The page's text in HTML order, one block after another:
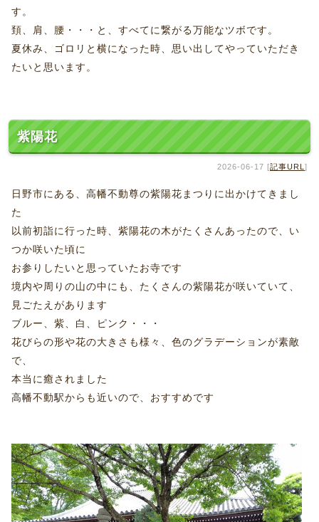
す。
頚、肩、腰・・・と、すべてに繋がる万能なツボです。
夏休み、ゴロリと横になった時、思い出してやっていただき
たいと思います。
紫陽花
2026-06-17 [記事URL ]
日野市にある、高幡不動尊の紫陽花まつりに出かけてきまし
た
以前初詣に行った時、紫陽花の木がたくさんあったので、い
つか咲いた頃に
お参りしたいと思っていたお寺です
境内や周りの山の中にも、たくさんの紫陽花が咲いていて、
見ごたえがあります
ブルー、紫、白、ピンク・・・
花びらの形や花の大きさも様々、色のグラデーションが素敵
で、
本当に癒されました
高幡不動駅からも近いので、おすすめです